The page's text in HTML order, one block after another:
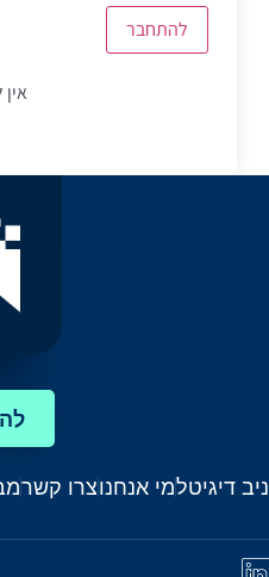
להתחבר
ניב דיגיטלמי אנחנוצרו קשר